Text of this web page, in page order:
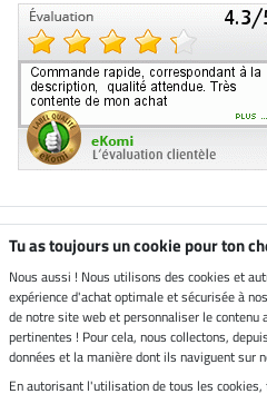
Boutique climatiquement
neutre
Livraison par
Tu as toujours un cookie pour ton
Nous aussi ! Nous utilisons des cookies et
expérience d'achat optimale et sécurisée à
de notre site web et personnaliser le contenu
pertinentes ! Pour cela, nous collectons,
données et la manière dont ils naviguent sur
En autorisant l'utilisation de tous les